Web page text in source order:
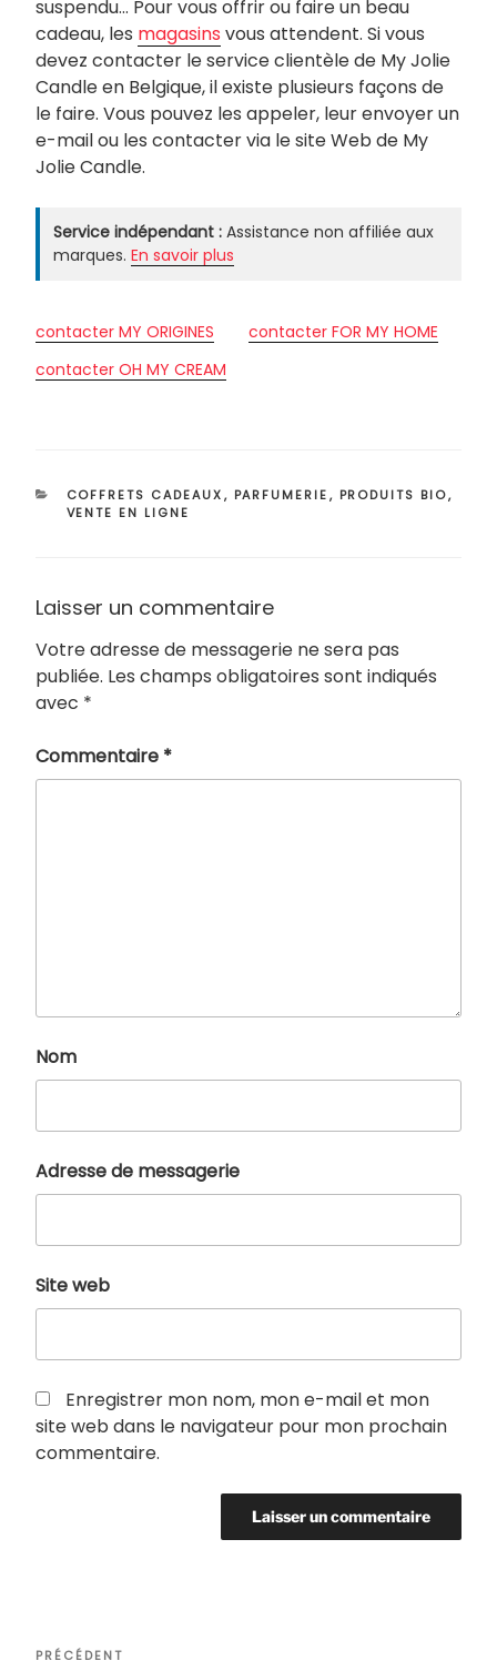
suspendu… Pour vous offrir ou faire un beau
cadeau, les magasins vous attendent. Si vous
devez contacter le service clientèle de My Jolie
Candle en Belgique, il existe plusieurs façons de
le faire. Vous pouvez les appeler, leur envoyer un
e-mail ou les contacter via le site Web de My
Jolie Candle.
Service indépendant : Assistance non affiliée aux
marques. En savoir plus
contacter MY ORIGINES
contacter FOR MY HOME
contacter OH MY CREAM
CATÉGORIES
COFFRETS CADEAUX, PARFUMERIE, PRODUITS BIO,
VENTE EN LIGNE
Laisser un commentaire
Votre adresse de messagerie ne sera pas
publiée. Les champs obligatoires sont indiqués
avec *
Commentaire *
Nom
Adresse de messagerie
Site web
Enregistrer mon nom, mon e-mail et mon
site web dans le navigateur pour mon prochain
commentaire.
Navigation
Article
PRÉCÉDENT